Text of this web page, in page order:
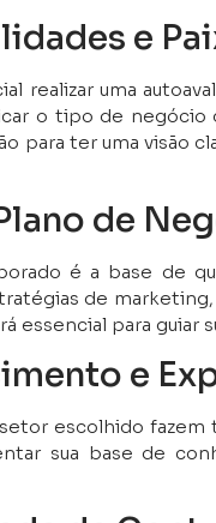
e
realizar uma
o tipo de negócio
para ter uma visão
de
é a base de
de
essencial para guiar
e
escolhido fazem
sua base de